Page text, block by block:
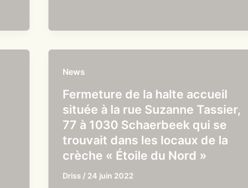
News
Fermeture de la halte accueil
située à la rue Suzanne Tassier,
77 à 1030 Schaerbeek qui se
trouvait dans les locaux de la
crèche « Étoile du Nord »
Driss / 24 juin 2022